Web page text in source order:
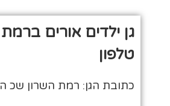
גן ילדים אורים ברמת
טלפון
כתובת הגן: רמת השרון שכ